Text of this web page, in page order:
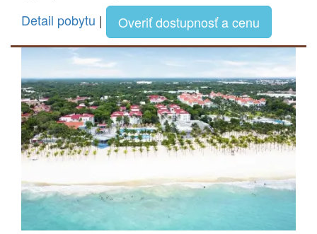
Detail pobytu | Overiť dostupnosť a cenu